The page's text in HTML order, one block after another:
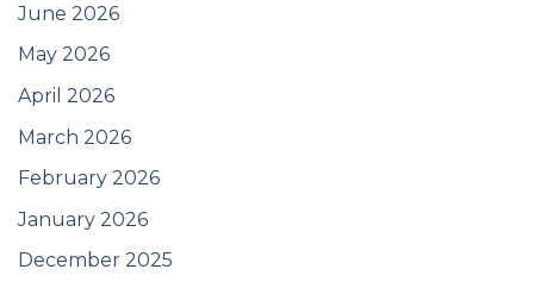
June 2026
May 2026
April 2026
March 2026
February 2026
January 2026
December 2025